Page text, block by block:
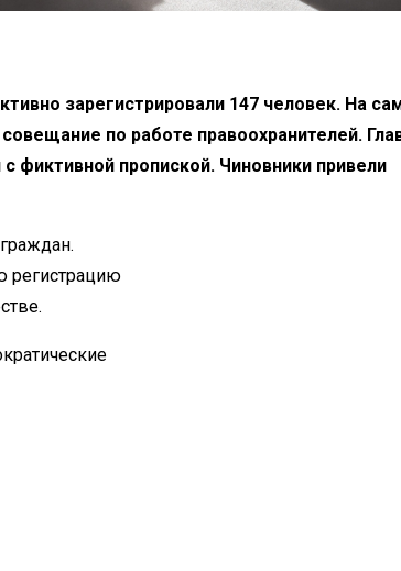
зарегистрировали 147 человек. На
по работе правоохранителей.
фиктивной пропиской. Чиновники привели
регистрацию